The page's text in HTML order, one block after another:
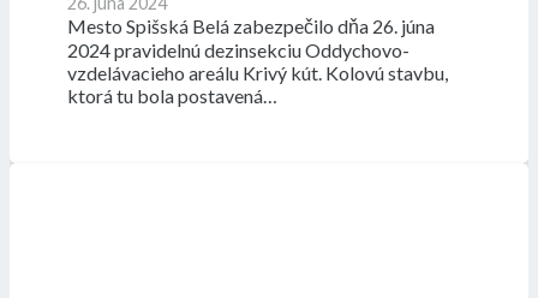
Mesto Spišská Belá zabezpečilo dňa 26. júna
2024 pravidelnú dezinsekciu Oddychovo-
vzdelávacieho areálu Krivý kút. Kolovú stavbu,
ktorá tu bola postavená…